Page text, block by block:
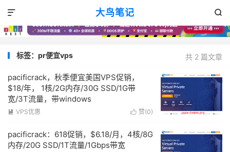
大鸟笔记 

共 2 篇文章
标签：pr便宜vps
pacificrack，秋季便宜美国VPS促销，
$18/年， 1核/2G内存/30G SSD/1G带
宽/3T流量，带windows
 赞(0)
 VPS优惠
pacificrack：618促销，$6.18/月，4核/8G
内存/20G SSD/1T流量/1Gbps带宽